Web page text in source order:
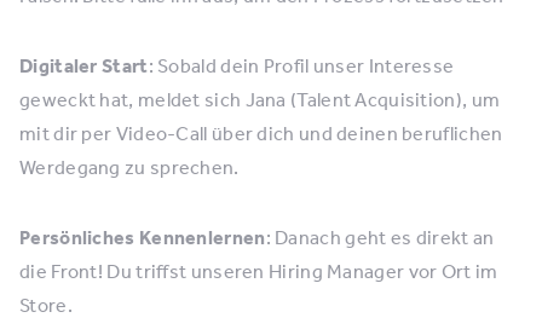
Digitaler Start: Sobald dein Profil unser Interesse
geweckt hat, meldet sich Jana (Talent Acquisition), um
mit dir per Video-Call über dich und deinen beruflichen
Werdegang zu sprechen.
Persönliches Kennenlernen: Danach geht es direkt an
die Front! Du triffst unseren Hiring Manager vor Ort im
Store.